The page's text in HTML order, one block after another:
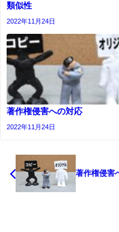
類似性
2022年11月24日
著作権侵害への対応
2022年11月24日
著作権侵害